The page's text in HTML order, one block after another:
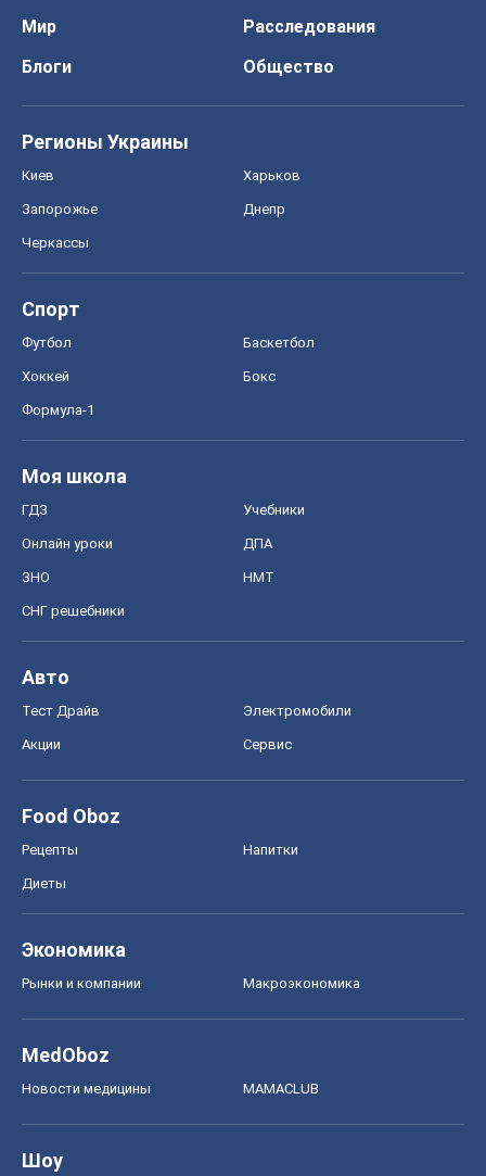
Мир
Расследования
Блоги
Общество
Регионы Украины
Киев Харьков
Запорожье Днепр
Черкассы
Спорт
Футбол Баскетбол
Хоккей Бокс
Формула-1
Моя школа
ГДЗ Учебники
Онлайн уроки ДПА
ЗНО НМТ
СНГ решебники
Авто
Тест Драйв Электромобили
Акции Сервис
Food Oboz
Рецепты Напитки
Диеты
Экономика
Рынки и компании Mакроэкономика
MedOboz
Новости медицины MAMACLUB
Шоу